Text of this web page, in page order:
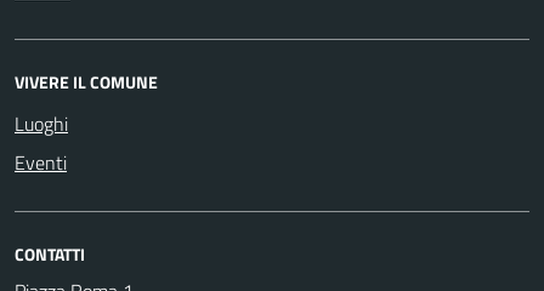
VIVERE IL COMUNE
Luoghi
Eventi
CONTATTI